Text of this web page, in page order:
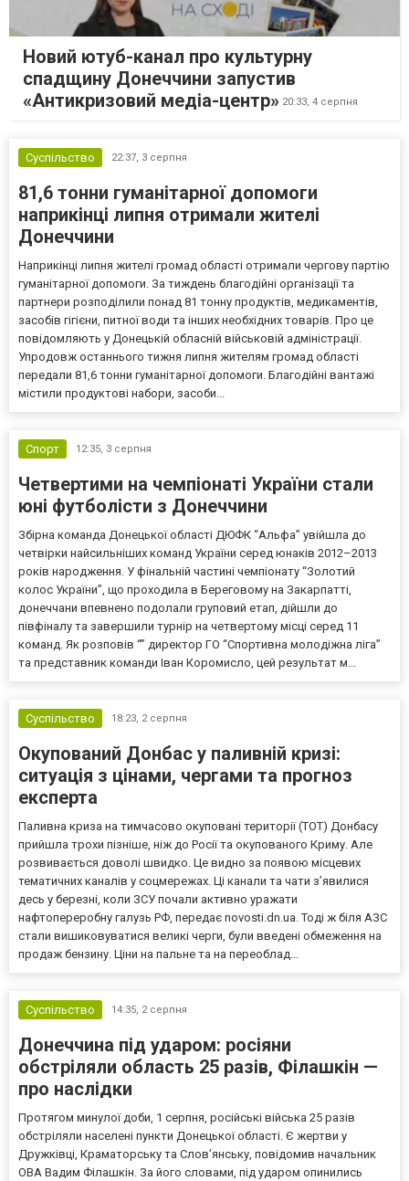
Новий ютуб-канал про культурну
спадщину Донеччини запустив
«Антикризовий медіа-центр» 20:33, 4 серпня
Суспільство 22:37, 3 серпня
81,6 тонни гуманітарної допомоги
наприкінці липня отримали жителі
Донеччини
Наприкінці липня жителі громад області отримали чергову партію
гуманітарної допомоги. За тиждень благодійні організації та
партнери розподілили понад 81 тонну продуктів, медикаментів,
засобів гігієни, питної води та інших необхідних товарів. Про це
повідомляють у Донецькій обласній військовій адміністрації.
Упродовж останнього тижня липня жителям громад області
передали 81,6 тонни гуманітарної допомоги. Благодійні вантажі
містили продуктові набори, засоби...
Спорт 12:35, 3 серпня
Четвертими на чемпіонаті України стали
юні футболісти з Донеччини
Збірна команда Донецької області ДЮФК “Альфа” увійшла до
четвірки найсильніших команд України серед юнаків 2012–2013
років народження. У фінальній частині чемпіонату “Золотий
колос України”, що проходила в Береговому на Закарпатті,
донеччани впевнено подолали груповий етап, дійшли до
півфіналу та завершили турнір на четвертому місці серед 11
команд. Як розповів “” директор ГО “Спортивна молодіжна ліга”
та представник команди Іван Коромисло, цей результат м...
Суспільство 18:23, 2 серпня
Окупований Донбас у паливній кризі:
ситуація з цінами, чергами та прогноз
експерта
Паливна криза на тимчасово окуповані території (ТОТ) Донбасу
прийшла трохи пізніше, ніж до Росії та окупованого Криму. Але
розвивається доволі швидко. Це видно за появою місцевих
тематичних каналів у соцмережах. Ці канали та чати з’явилися
десь у березні, коли ЗСУ почали активно уражати
нафтопереробну галузь РФ, передає novosti.dn.ua. Тоді ж біля АЗС
стали вишиковуватися великі черги, були введені обмеження на
продаж бензину. Ціни на пальне та на переоблад...
Суспільство 14:35, 2 серпня
Донеччина під ударом: росіяни
обстріляли область 25 разів, Філашкін —
про наслідки
Протягом минулої доби, 1 серпня, російські війська 25 разів
обстріляли населені пункти Донецької області. Є жертви у
Дружківці, Краматорську та Слов’янську, повідомив начальник
ОВА Вадим Філашкін. За його словами, під ударом опинились